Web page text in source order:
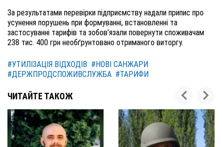
За результатами перевірки підприємству надали припис про
усунення порушень при формуванні, встановленні та
застосуванні тарифів та зобов’язали повернути споживачам
238 тис. 400 грн необґрунтовано отриманого виторгу.
#УТИЛІЗАЦІЯ ВІДХОДІВ #НОВІ САНЖАРИ
#ДЕРЖПРОДСПОЖИВСЛУЖБА #ТАРИФИ
ЧИТАЙТЕ ТАКОЖ